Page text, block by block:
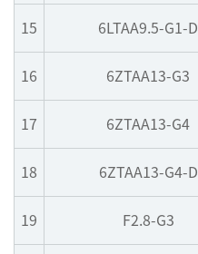
15 6LTAA9.5-G1-D
16 6ZTAA13-G3
17 6ZTAA13-G4
18 6ZTAA13-G4-D
19 F2.8-G3